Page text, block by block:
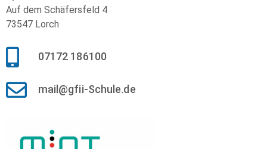
Auf dem Schäfersfeld 4
73547 Lorch
07172 186100
mail@gfii-Schule.de